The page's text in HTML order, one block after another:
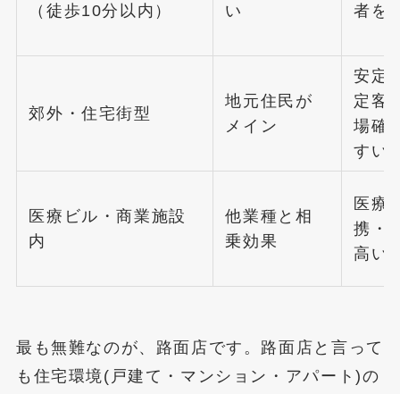
（徒歩10分以内）
い
者を
郊外・住宅街型
地元住民が
メイン
安定
定客
場確
すい
医療ビル・商業施設
内
他業種と相
乗効果
医療
携・
高い
最も無難なのが、路面店です。路面店と言って
も住宅環境(戸建て・マンション・アパート)の